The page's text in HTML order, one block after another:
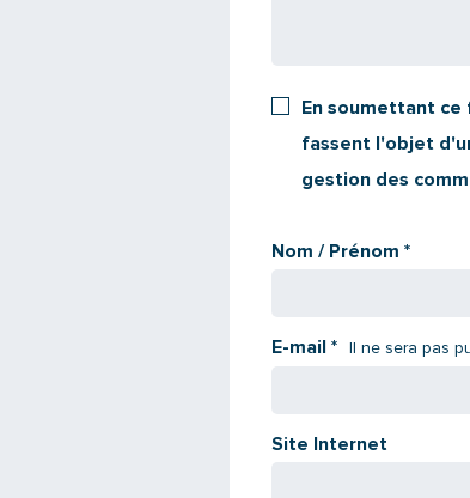
En soumettant
fassent l'objet
gestion des
Nom / Prénom *
E-mail * Il ne sera pas
Site Internet